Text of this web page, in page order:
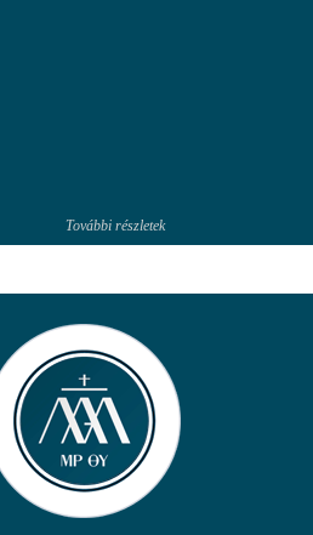
További részletek